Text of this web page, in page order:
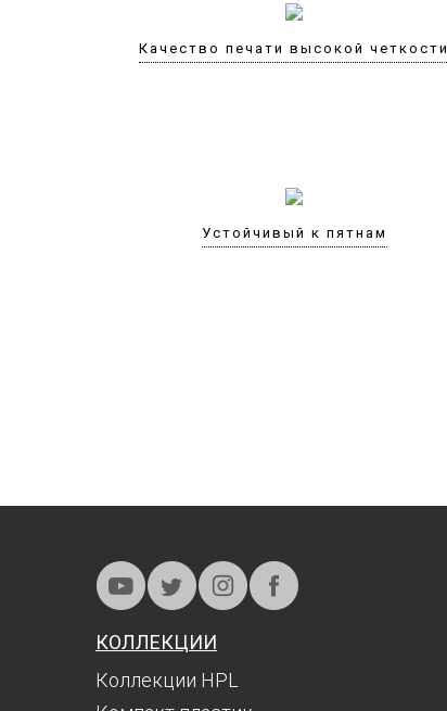
Качество печати высокой четкости
Устойчивый к пятнам
КОЛЛЕКЦИИ
Коллекции HPL